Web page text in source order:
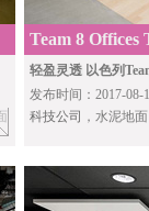
Team 8
Skorka
轻盈灵透 以色列
发布时间：2017-08-
科技公司 ，水泥地